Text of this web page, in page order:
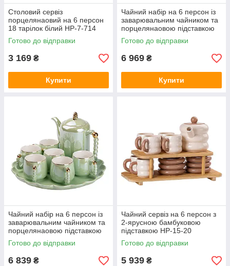
Столовий сервіз
порцелянаовий на 6 персон
18 тарілок білий HP-7-714
Готово до відправки
3 169 ₴
Купити
Чайний набір на 6 персон із
заварювальним чайником та
порцелянаовою підставкою
Білий HP-15-7
Готово до відправки
6 969 ₴
Купити
Чайний набір на 6 персон із
заварювальним чайником та
порцелянаовою підставкою
Зелений HP-15-8
Готово до відправки
6 839 ₴
Чайний сервіз на 6 персон з
2-ярусною бамбуковою
підставкою HP-15-20
Готово до відправки
5 939 ₴